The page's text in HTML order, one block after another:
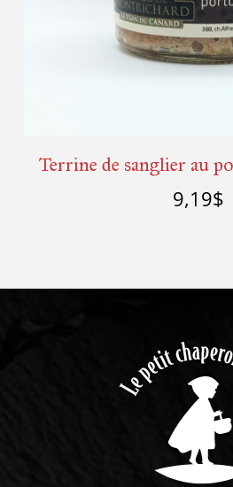
Détails
Terrine de sanglier au
9,19$